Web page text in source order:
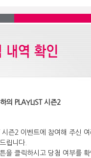
의 PLAYLIST 시즌2
시즌2 이벤트에 참여해 주신
립니다.
을 클릭하시고 당첨 여부를 확